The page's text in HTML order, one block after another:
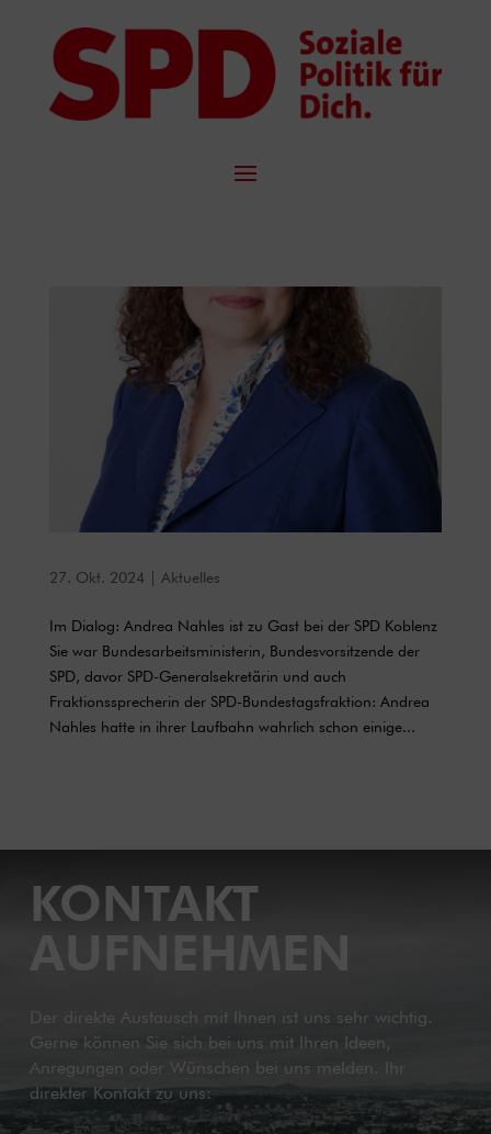
27. Okt. 2024 Aktuelles
Im Dialog: Andrea Nahles ist zu Gast bei der SPD Koblenz
Sie war Bundesarbeitsministerin, Bundesvorsitzende der
SPD, davor SPD-Generalsekretärin und auch
Fraktionssprecherin der SPD-Bundestagsfraktion: Andrea
Nahles hatte in ihrer Laufbahn wahrlich schon einige...
KONTAKT
AUFNEHMEN
Der direkte Austausch mit Ihnen ist uns sehr wichtig.
Gerne können Sie sich bei uns mit Ihren Ideen,
Anregungen oder Wünschen bei uns melden. Ihr
direkter Kontakt zu uns: